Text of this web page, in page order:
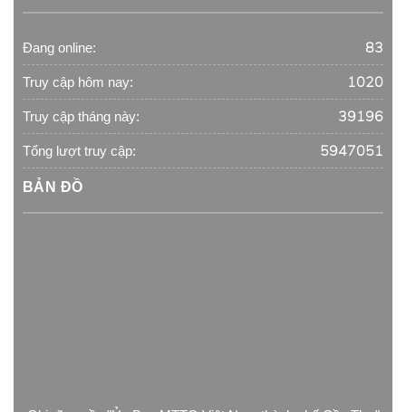
Đang online: 83
Truy cập hôm nay: 1020
Truy cập tháng này: 39196
Tổng lượt truy cập: 5947051
BẢN ĐỒ